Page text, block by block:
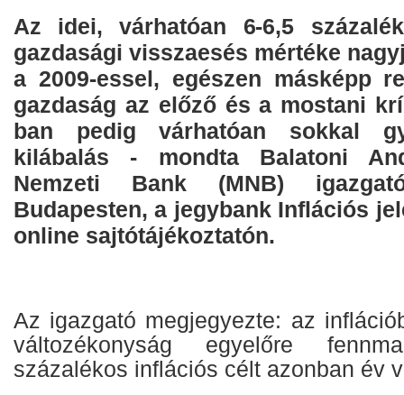
Az idei, várhatóan 6-6,5
gazdasági visszaesés mértéke
a 2009-essel, egészen másképp
gazdaság az előző és a mostani
ban pedig várhatóan sokkal
kilábalás - mondta Balatoni
Nemzeti Bank (MNB)
Budapesten, a jegybank Inflációs
online sajtótájékoztatón.
Az igazgató megjegyezte: az
változékonyság egyelőre
százalékos inflációs célt azonban év